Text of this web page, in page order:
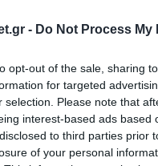
- Do Not Process
opt-out of the sale, sharing
for targeted
selection. Please note that
interest-based ads
to third parties prior
of your personal
εικόνα του
να αναφέρει
στο